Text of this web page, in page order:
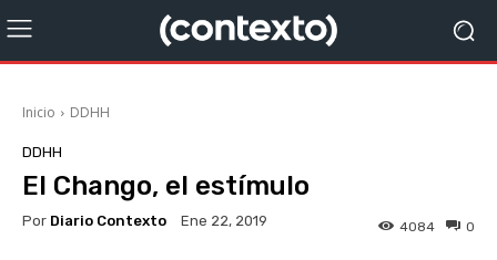
Inicio DDHH
DDHH
El Chango, el estímulo
Por Diario Contexto Ene 22, 2019 0
4084